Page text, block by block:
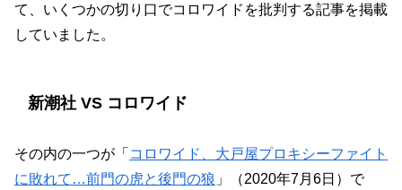
て、いくつかの切り口でコロワイドを批判する記事を掲載
していました。
新潮社 VS コロワイド
その内の一つが「 コロワイド、大戸屋プロキシーファイト
に敗れて…前門の虎と後門の狼 」（2020年7月6日）で